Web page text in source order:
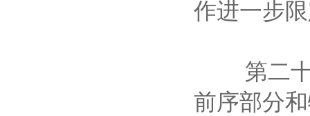
作进一步
第二十
前序部分